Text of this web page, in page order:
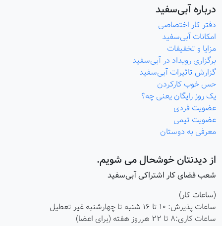
درباره آبی‌سفید
دفتر کار اختصاصی
امکانات آبی‌سفید
مزایا و تخفیفات
برگزاری رویداد در آبی‌سفید
گزارش تاثیرات آبی‌سفید
حس خوب کارکردن
یک روز رایگان یعنی چه؟
عضویت فردی
عضویت تیمی
معرفی به دوستان
از دیدنتان خوشحال می شویم.
شعب فضای کار اشتراکی آبی‌سفید
(ساعات کار)
ساعات پذیرش: ۱۰ تا ۱۶ شنبه تا چهارشنبه غیر تعطیل
ساعات کاری:8 تا 22 هرروز هفته (برای اعضا)